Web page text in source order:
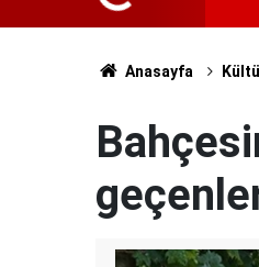
Anasayfa